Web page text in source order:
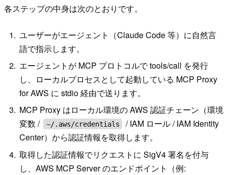
各ステップの中身は次のとおりです。
ユーザーがエージェント（Claude Code 等）に自然言
語で指示します。
エージェントが MCP プロトコルで tools/call を発行
し、ローカルプロセスとして起動している MCP Proxy
for AWS に stdio 経由で送ります。
MCP Proxy はローカル環境の AWS 認証チェーン（環境
変数 /
~/.aws/credentials
/ IAM ロール / IAM Identity
Center）から認証情報を取得します。
取得した認証情報でリクエストに SigV4 署名を付与
し、AWS MCP Server のエンドポイント（例: